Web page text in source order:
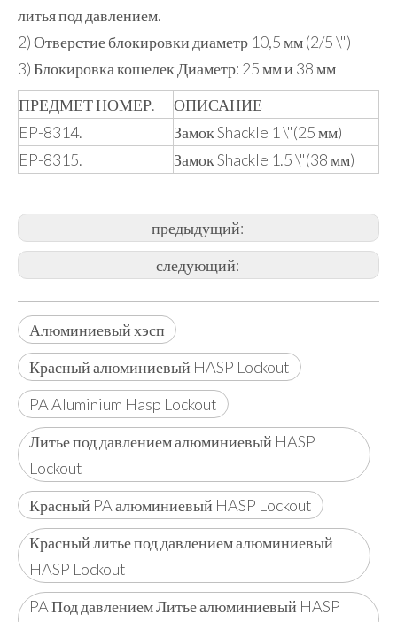
литья под давлением.
2) Отверстие блокировки диаметр 10,5 мм (2/5 \")
3) Блокировка кошелек Диаметр: 25 мм и 38 мм
ПРЕДМЕТ НОМЕР.
ОПИСАНИЕ
EP-8314.
Замок Shackle 1 \"(25 мм)
EP-8315.
Замок Shackle 1.5 \"(38 мм)
предыдущий:
следующий:
Алюминиевый хэсп
Красный алюминиевый HASP Lockout
PA Aluminium Hasp Lockout
Литье под давлением алюминиевый HASP
Lockout
Красный PA алюминиевый HASP Lockout
Красный литье под давлением алюминиевый
HASP Lockout
PA Под давлением Литье алюминиевый HASP